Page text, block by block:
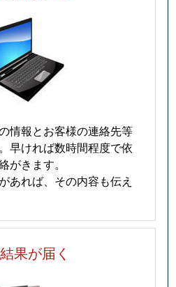
情報とお客様の連絡先等
早ければ数時間程度で依
がきます。
あれば、その内容も伝え
果が届く